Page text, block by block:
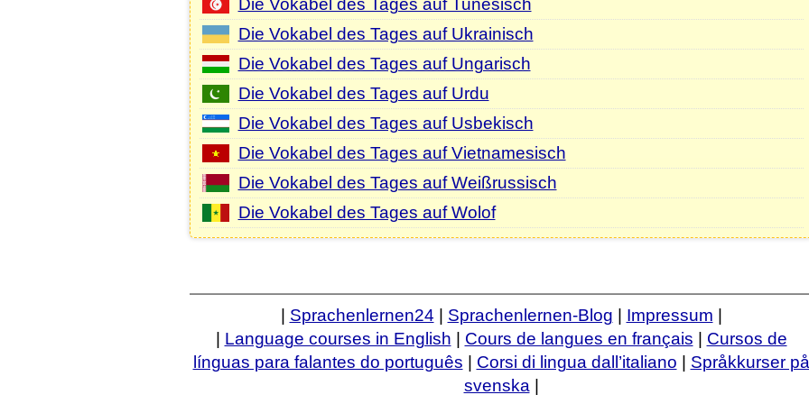
Die Vokabel des Tages auf Tunesisch
Die Vokabel des Tages auf Ukrainisch
Die Vokabel des Tages auf Ungarisch
Die Vokabel des Tages auf Urdu
Die Vokabel des Tages auf Usbekisch
Die Vokabel des Tages auf Vietnamesisch
Die Vokabel des Tages auf Weißrussisch
Die Vokabel des Tages auf Wolof
| Sprachenlernen24 | Sprachenlernen-Blog | Impressum |
| Language courses in English | Cours de langues en français | Cursos de
línguas para falantes do português | Corsi di lingua dall’italiano | Språkkurser på
svenska |